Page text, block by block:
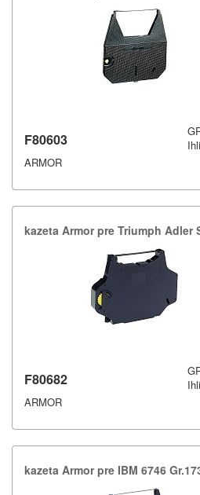
F80603
ARMOR
kazeta Armor pre Triumph Adler
F80682
ARMOR
kazeta Armor pre IBM 6746